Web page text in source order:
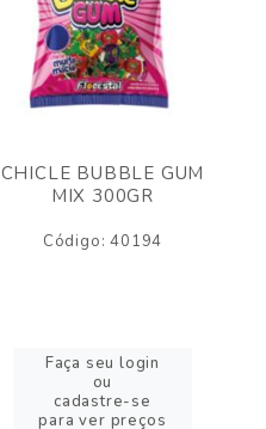
CHICLE BUBBLE GUM
MIX 300GR
Código: 40194
Faça seu login
ou
cadastre-se
para ver preços